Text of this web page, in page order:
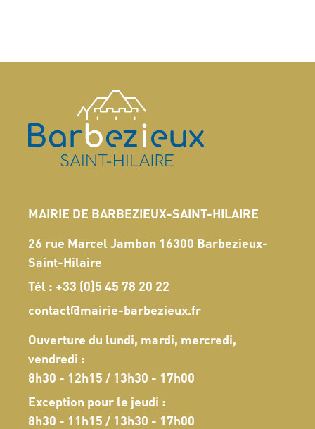
MAIRIE DE BARBEZIEUX-SAINT-HILAIRE
26 rue Marcel Jambon 16300 Barbezieux-
Saint-Hilaire
Tél : +33 (0)5 45 78 20 22
contact@mairie-barbezieux.fr
Ouverture du lundi, mardi, mercredi,
vendredi :
8h30 - 12h15 / 13h30 - 17h00
Exception pour le jeudi :
8h30 - 11h15 / 13h30 - 17h00